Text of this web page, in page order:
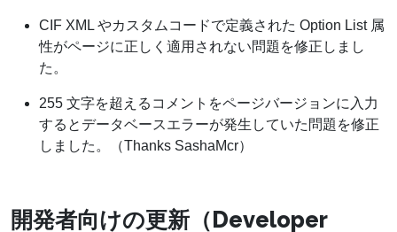
CIF XML やカスタムコードで定義された Option List 属
性がページに正しく適用されない問題を修正しまし
た。
255 文字を超えるコメントをページバージョンに入力
するとデータベースエラーが発生していた問題を修正
しました。（Thanks SashaMcr）
開発者向けの更新（Developer